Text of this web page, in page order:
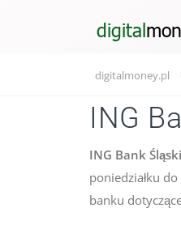
digitalmoney.pl
ING
ING Bank
poniedziałku
banku